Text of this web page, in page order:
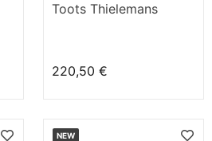
Toots Thielemans
220,50 €
NEW